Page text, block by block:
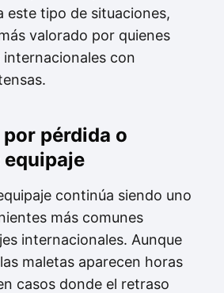
este tipo de situaciones,
valorado por quienes
internacionales con
pérdida o
equipaje
continúa siendo uno
más comunes
internacionales. Aunque
maletas aparecen horas
casos donde el retraso